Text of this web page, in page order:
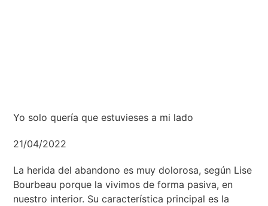
Yo solo quería que estuvieses a mi lado
21/04/2022
La herida del abandono es muy dolorosa, según Lise
Bourbeau porque la vivimos de forma pasiva, en
nuestro interior. Su característica principal es la